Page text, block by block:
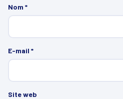
Nom *
E-mail *
Site web